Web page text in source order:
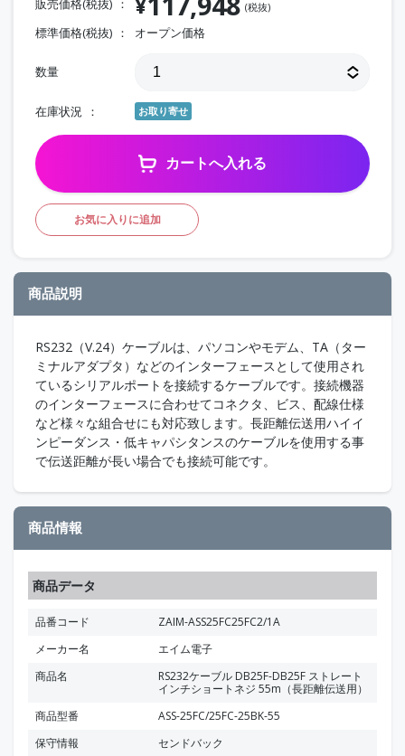
(税抜)
標準価格(税抜) オープン価格
数量
在庫状況 お取り寄せ
カートへ入れる
お気に入りに追加
商品説明
RS232（V.24）ケーブルは、パソコンやモデム、TA（ター
ミナルアダプタ）などのインターフェースとして使用され
ているシリアルポートを接続するケーブルです。接続機器
のインターフェースに合わせてコネクタ、ビス、配線仕様
など様々な組合せにも対応致します。長距離伝送用ハイイ
ンピーダンス・低キャパシタンスのケーブルを使用する事
で伝送距離が長い場合でも接続可能です。
商品情報
商品データ
品番コード
ZAIM-ASS25FC25FC2/1A
メーカー名
エイム電子
商品名
RS232ケーブル DB25F-DB25F ストレート
インチショートネジ 55m（長距離伝送用）
商品型番
ASS-25FC/25FC-25BK-55
保守情報
センドバック